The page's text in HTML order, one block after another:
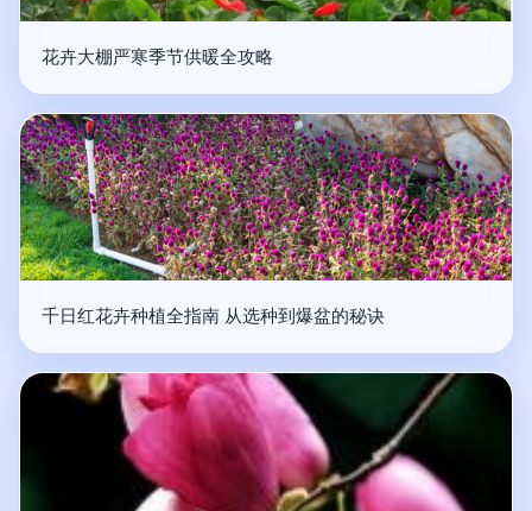
花卉大棚严寒季节供暖全攻略
千日红花卉种植全指南 从选种到爆盆的秘诀